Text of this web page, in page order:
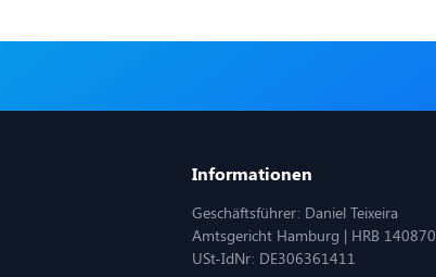
Informationen
Geschäftsführer: Daniel Teixeira
Amtsgericht Hamburg | HRB 140870
USt-IdNr: DE306361411